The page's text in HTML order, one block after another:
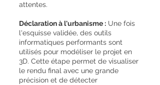
attentes.
Déclaration à l'urbanisme : Une fois
l'esquisse validée, des outils
informatiques performants sont
utilisés pour modéliser le projet en
3D. Cette étape permet de visualiser
le rendu final avec une grande
précision et de détecter